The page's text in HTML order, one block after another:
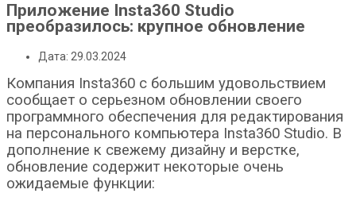
Приложение Insta360 Studio
преобразилось: крупное обновление
Дата: 29.03.2024
Компания Insta360 с большим удовольствием
сообщает о серьезном обновлении своего
программного обеспечения для редактирования
на персонального компьютера Insta360 Studio. В
дополнение к свежему дизайну и верстке,
обновление содержит некоторые очень
ожидаемые функции: